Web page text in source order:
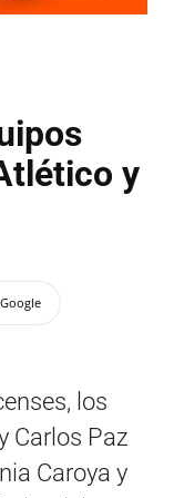
y
los
Carlos Paz
Caroya y